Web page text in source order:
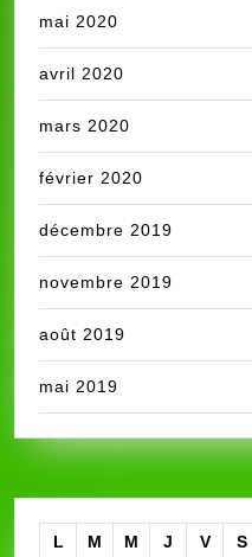
mai 2020
avril 2020
mars 2020
février 2020
décembre 2019
novembre 2019
août 2019
mai 2019
L M M J V S